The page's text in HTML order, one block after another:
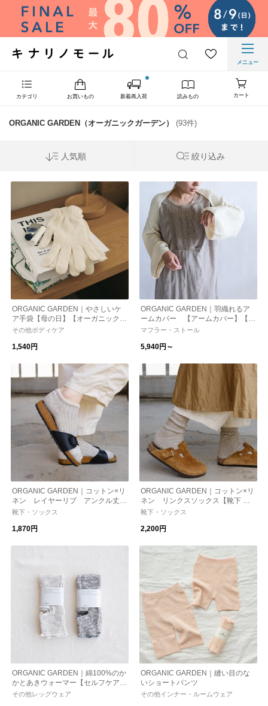
メニュー
カテゴリ お買いもの 新着再入荷 読みもの カート
ORGANIC GARDEN（オーガニックガーデン） (93件)
人気順 絞り込み
ORGANIC GARDEN｜やさしいケ
ア手袋【母の日】【オーガニックコ
ットン】
その他ボディケア
1,540円
ORGANIC GARDEN｜羽織れるア
ームカバー 【アームカバー】【日
焼け対策】
マフラー・ストール
5,940円～
ORGANIC GARDEN｜コットン×リ
ネン レイヤーリブ アンクル丈
【靴下 ソックス】
靴下・ソックス
1,870円
ORGANIC GARDEN｜コットン×リ
ネン リンクスソックス【靴下 ソ
ックス】
靴下・ソックス
2,200円
ORGANIC GARDEN｜綿100%のか
かとあきウォーマー【セルフケア】
【オーガニックコットン】【ヨガ】
その他レッグウェア
ORGANIC GARDEN｜縫い目のな
いショートパンツ
その他インナー・ルームウェア